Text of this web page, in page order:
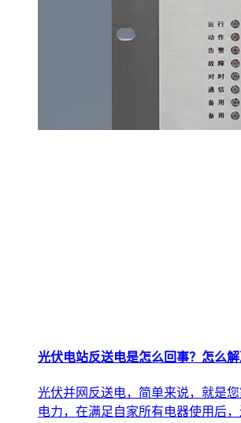
光伏电站反送电是怎么回事？怎么解
光伏并网反送电，简单来说，就是
电力，在满足自家所有电器使用后